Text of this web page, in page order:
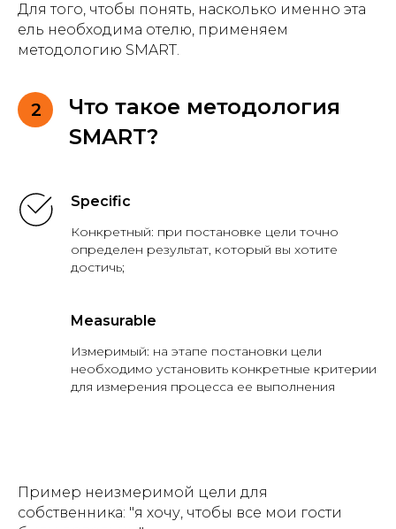
Для того, чтобы понять, насколько именно эта
ель необходима отелю, применяем
методологию SMART.
2
Что такое методология
SMART?
Specific
Конкретный: при постановке цели точно
определен результат, который вы хотите
достичь;
Measurable
Измеримый: на этапе постановки цели
необходимо установить конкретные критерии
для измерения процесса ее выполнения
Пример неизмеримой цели для
собственника: "я хочу, чтобы все мои гости